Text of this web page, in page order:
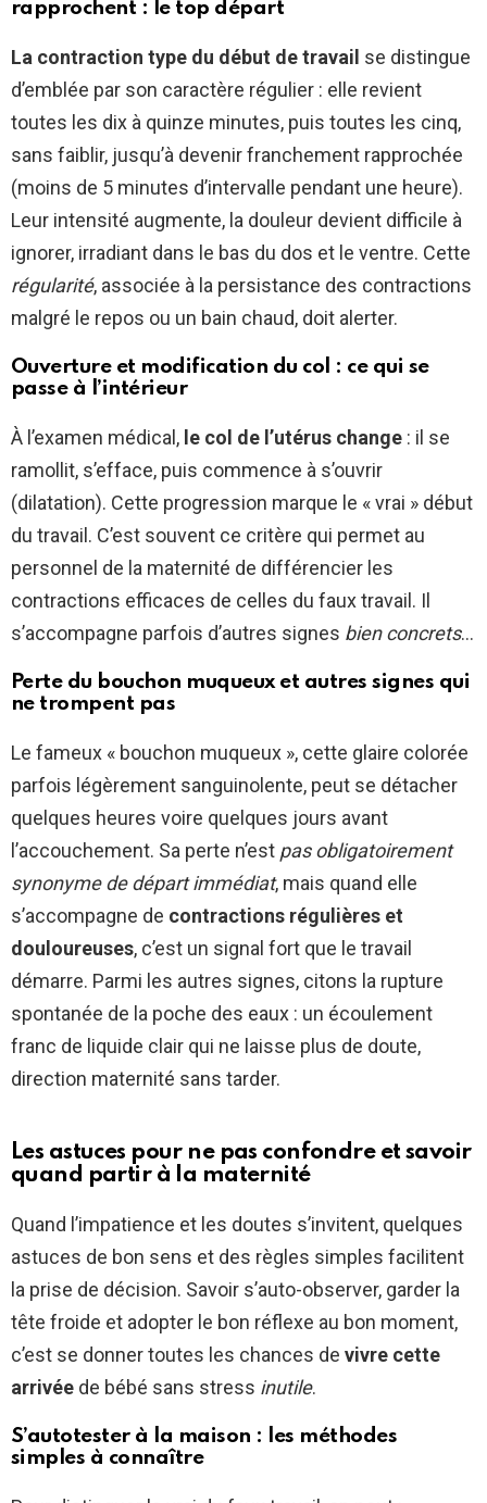
rapprochent : le top départ
La contraction type du début de travail se distingue
d’emblée par son caractère régulier : elle revient
toutes les dix à quinze minutes, puis toutes les cinq,
sans faiblir, jusqu’à devenir franchement rapprochée
(moins de 5 minutes d’intervalle pendant une heure).
Leur intensité augmente, la douleur devient difficile à
ignorer, irradiant dans le bas du dos et le ventre. Cette
régularité, associée à la persistance des contractions
malgré le repos ou un bain chaud, doit alerter.
Ouverture et modification du col : ce qui se
passe à l’intérieur
À l’examen médical, le col de l’utérus change : il se
ramollit, s’efface, puis commence à s’ouvrir
(dilatation). Cette progression marque le « vrai » début
du travail. C’est souvent ce critère qui permet au
personnel de la maternité de différencier les
contractions efficaces de celles du faux travail. Il
s’accompagne parfois d’autres signes bien concrets…
Perte du bouchon muqueux et autres signes qui
ne trompent pas
Le fameux « bouchon muqueux », cette glaire colorée
parfois légèrement sanguinolente, peut se détacher
quelques heures voire quelques jours avant
l’accouchement. Sa perte n’est pas obligatoirement
synonyme de départ immédiat, mais quand elle
s’accompagne de contractions régulières et
douloureuses, c’est un signal fort que le travail
démarre. Parmi les autres signes, citons la rupture
spontanée de la poche des eaux : un écoulement
franc de liquide clair qui ne laisse plus de doute,
direction maternité sans tarder.
Les astuces pour ne pas confondre et savoir
quand partir à la maternité
Quand l’impatience et les doutes s’invitent, quelques
astuces de bon sens et des règles simples facilitent
la prise de décision. Savoir s’auto-observer, garder la
tête froide et adopter le bon réflexe au bon moment,
c’est se donner toutes les chances de vivre cette
arrivée de bébé sans stress inutile.
S’autotester à la maison : les méthodes
simples à connaître